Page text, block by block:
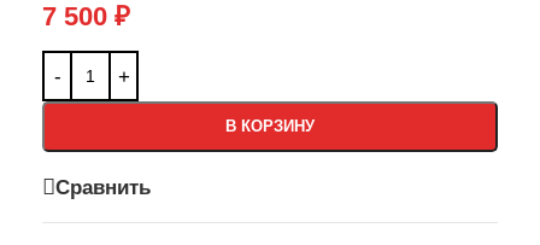
7 500 ₽
В КОРЗИНУ
Сравнить